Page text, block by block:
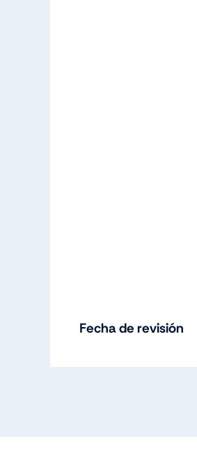
Fecha de revisión